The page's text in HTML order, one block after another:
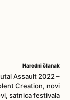
Naredni članak
Assault 2022 –
Creation, novi
satnica festivala